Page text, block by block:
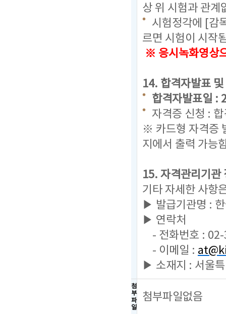
상 위 시험과 관계
시험정각에 [감
르면 시험이 시작
※ 응시녹화영상
14. 합격자발표
합격자발표일 :
자격증 신청 :
※ 카드형 자격증
지에서 출력 가능
15. 자격관리기관
기타 자세한 사항
▶ 발급기관명 :
▶ 연락처
- 전화번호 :
- 이메일 :
▶ 소재지 : 서울
첨
부
파
일
첨부파일없음